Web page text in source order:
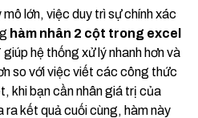
lớn, việc duy trì sự chính xác
hàm nhân 2 cột trong excel
hệ thống xử lý nhanh hơn và
so với việc viết các công thức
khi bạn cần nhân giá trị của
ra kết quả cuối cùng, hàm này